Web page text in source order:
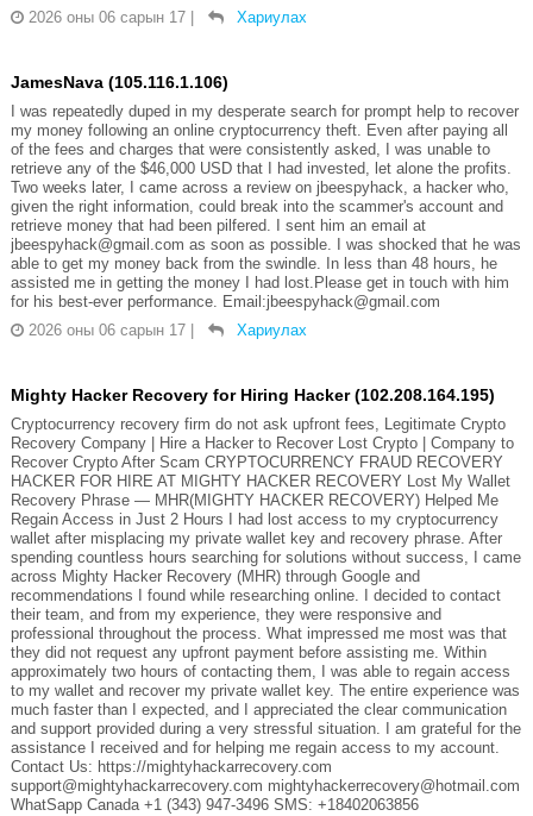
2026 оны 06 сарын 17
Хариулах
JamesNava (105.116.1.106)
I was repeatedly duped in my desperate search for prompt help to recover
my money following an online cryptocurrency theft. Even after paying all
of the fees and charges that were consistently asked, I was unable to
retrieve any of the $46,000 USD that I had invested, let alone the profits.
Two weeks later, I came across a review on jbeespyhack, a hacker who,
given the right information, could break into the scammer's account and
retrieve money that had been pilfered. I sent him an email at
jbeespyhack@gmail.com as soon as possible. I was shocked that he was
able to get my money back from the swindle. In less than 48 hours, he
assisted me in getting the money I had lost.Please get in touch with him
for his best-ever performance. Email:jbeespyhack@gmail.com
2026 оны 06 сарын 17
Хариулах
Mighty Hacker Recovery for Hiring Hacker (102.208.164.195)
Cryptocurrency recovery firm do not ask upfront fees, Legitimate Crypto
Recovery Company | Hire a Hacker to Recover Lost Crypto | Company to
Recover Crypto After Scam CRYPTOCURRENCY FRAUD RECOVERY
HACKER FOR HIRE AT MIGHTY HACKER RECOVERY Lost My Wallet
Recovery Phrase — MHR(MIGHTY HACKER RECOVERY) Helped Me
Regain Access in Just 2 Hours I had lost access to my cryptocurrency
wallet after misplacing my private wallet key and recovery phrase. After
spending countless hours searching for solutions without success, I came
across Mighty Hacker Recovery (MHR) through Google and
recommendations I found while researching online. I decided to contact
their team, and from my experience, they were responsive and
professional throughout the process. What impressed me most was that
they did not request any upfront payment before assisting me. Within
approximately two hours of contacting them, I was able to regain access
to my wallet and recover my private wallet key. The entire experience was
much faster than I expected, and I appreciated the clear communication
and support provided during a very stressful situation. I am grateful for the
assistance I received and for helping me regain access to my account.
Contact Us: https://mightyhackarrecovery.com
support@mightyhackarrecovery.com mightyhackerrecovery@hotmail.com
WhatSapp Canada +1 (343) 947-3496 SMS: +18402063856